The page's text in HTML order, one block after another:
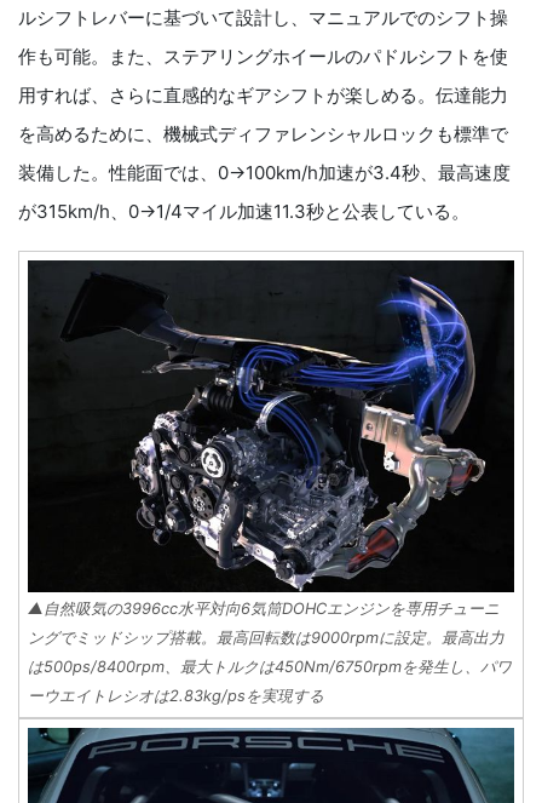
ルシフトレバーに基づいて設計し、マニュアルでのシフト操
作も可能。また、ステアリングホイールのパドルシフトを使
用すれば、さらに直感的なギアシフトが楽しめる。伝達能力
を高めるために、機械式ディファレンシャルロックも標準で
装備した。性能面では、0→100km/h加速が3.4秒、最高速度
が315km/h、0→1/4マイル加速11.3秒と公表している。
▲自然吸気の3996cc水平対向6気筒DOHCエンジンを専用チューニ
ングでミッドシップ搭載。最高回転数は9000rpmに設定。最高出力
は500ps/8400rpm、最大トルクは450Nm/6750rpmを発生し、パワ
ーウエイトレシオは2.83kg/psを実現する